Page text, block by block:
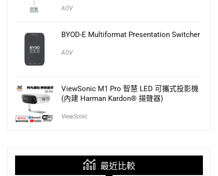
AOV
BYOD-E Multiformat Presentation Switcher
AOV
ViewSonic M1 Pro 智慧 LED 可攜式投影機
(內建 Harman Kardon® 揚聲器)
ViewSonic
最近比較